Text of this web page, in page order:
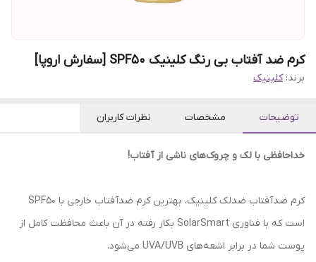
کرم ضد آفتاب بی رنگ کلینیک SPF50 [سفارش اروپا]
برند: کلینیک
توضیحات مشخصات نظرات کاربران
خداحافظی با لک و چروک‌های ناشی از آفتاب!
کرم ضدآفتاب ضدلک کلینیک، بهترین کرم ضدآفتاب خارجی با SPF50
است که با فناوری SolarSmart بکار رفته در آن باعث محافظت کامل از
پوست شما در برابر اشعه‌های UVA/UVB می‌شود.